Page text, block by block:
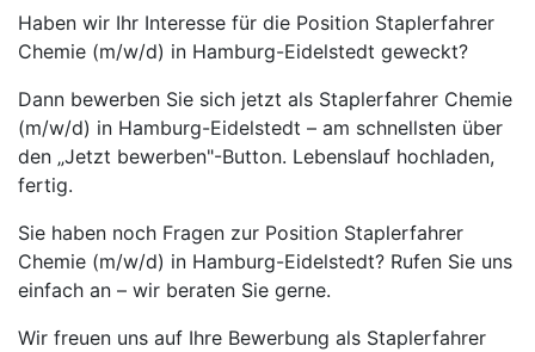
Haben wir Ihr Interesse für die Position Staplerfahrer
Chemie (m/w/d) in Hamburg-Eidelstedt geweckt?
Dann bewerben Sie sich jetzt als Staplerfahrer Chemie
(m/w/d) in Hamburg-Eidelstedt – am schnellsten über
den „Jetzt bewerben"-Button. Lebenslauf hochladen,
fertig.
Sie haben noch Fragen zur Position Staplerfahrer
Chemie (m/w/d) in Hamburg-Eidelstedt? Rufen Sie uns
einfach an – wir beraten Sie gerne.
Wir freuen uns auf Ihre Bewerbung als Staplerfahrer